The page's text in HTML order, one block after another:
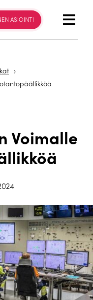
ASIOINTI
›
Voimalle